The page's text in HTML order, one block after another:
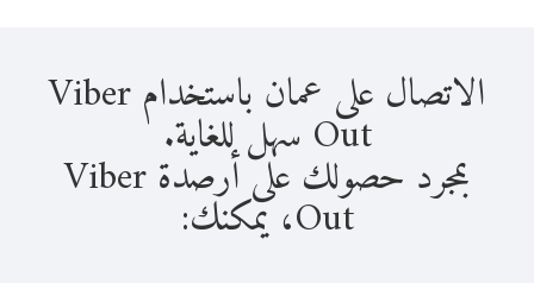
الاتصال على عمان باستخدام Viber
Out سهل للغاية.
بمجرد حصولك على أرصدة Viber
Out، يمكنك: